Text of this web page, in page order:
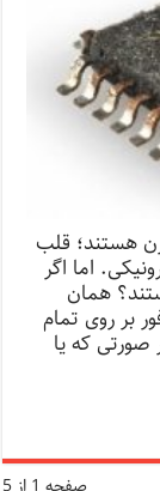
هستند؛ قلب
اما اگر
همان
بر روی تمام
صورتی که یا